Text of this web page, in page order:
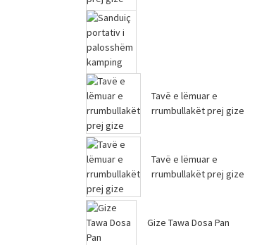
Dolli japonez me
Tavë e lëmuar e
rrumbullakët prej gize
Tavë e lëmuar e
rrumbullakët prej gize
Gize Tawa Dosa Pan